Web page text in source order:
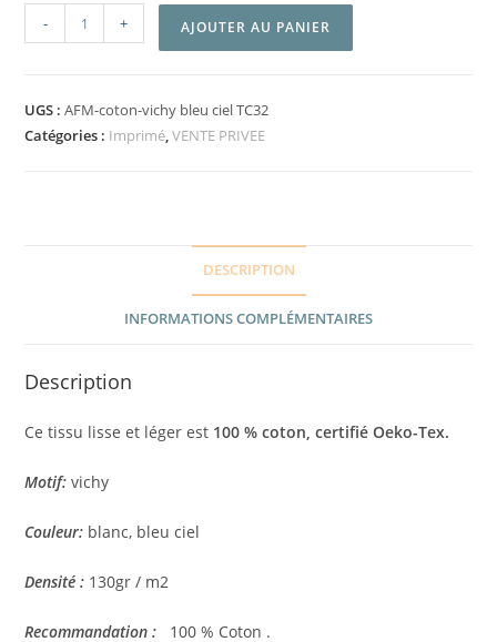
- + AJOUTER AU PANIER
UGS :AFM-coton-vichy bleu ciel TC32
Catégories : Imprimé,VENTE PRIVEE
DESCRIPTION
INFORMATIONS COMPLÉMENTAIRES
Description
Ce tissu lisse et léger est 100 % coton, certifié Oeko-Tex.
Motif:vichy
Couleur: blanc, bleu ciel
Densité : 130gr / m2
Recommandation : 100 % Coton .